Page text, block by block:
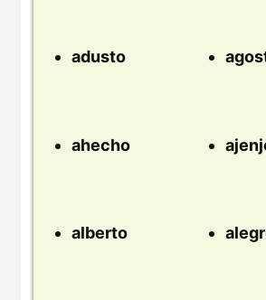
adusto
ahecho
alberto